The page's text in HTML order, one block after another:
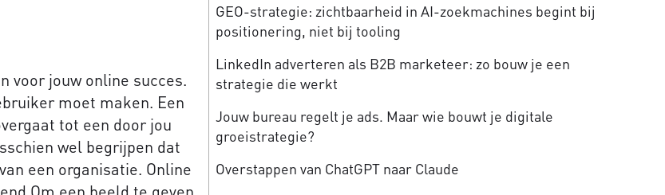
voor jouw online succes.
moet maken. Een
tot een door jou
wel begrijpen dat
een organisatie. Online
een beeld te geven
GEO-strategie: zichtbaarheid in AI-zoekmachines begint bij
positionering, niet bij tooling
LinkedIn adverteren als B2B marketeer: zo bouw je een
strategie die werkt
Jouw bureau regelt je ads. Maar wie bouwt je digitale
groeistrategie?
Overstappen van ChatGPT naar Claude